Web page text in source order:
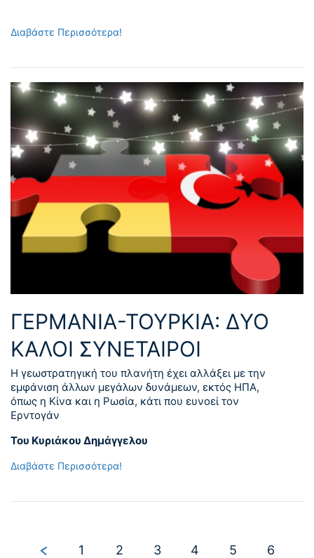
Διαβάστε Περισσότερα!
ΓΕΡΜΑΝΙΑ-ΤΟΥΡΚΙΑ: ΔΥΟ
ΚΑΛΟΙ ΣΥΝΕΤΑΙΡΟΙ
Η γεωστρατηγική του πλανήτη έχει αλλάξει με την
εμφάνιση άλλων μεγάλων δυνάμεων, εκτός ΗΠΑ,
όπως η Κίνα και η Ρωσία, κάτι που ευνοεί τον
Ερντογάν
Του Κυριάκου Δημάγγελου
Διαβάστε Περισσότερα!
1 2 3 4 5
6